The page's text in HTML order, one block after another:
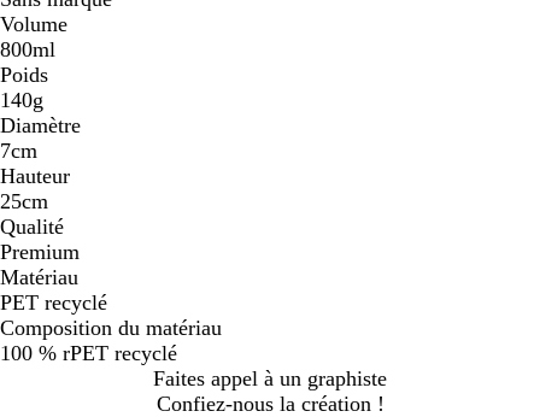
Volume
800ml
Poids
140g
Diamètre
7cm
Hauteur
25cm
Qualité
Premium
Matériau
PET recyclé
Composition du matériau
100 % rPET recyclé
Faites appel à un graphiste
Confiez-nous la création !